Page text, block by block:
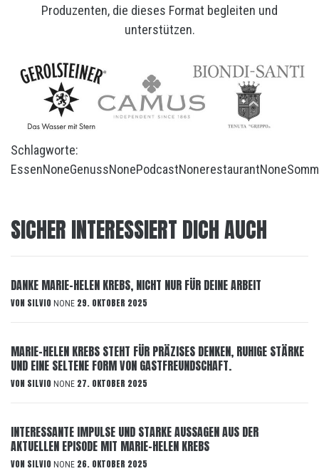
Produzenten, die dieses Format begleiten und
unterstützen.
Schlagworte:
EssenNoneGenussNonePodcastNonerestaurantNoneSomm
SICHER INTERESSIERT DICH AUCH
DANKE MARIE-HELEN KREBS, NICHT NUR FÜR DEINE ARBEIT
VON SILVIO NONE 29. OKTOBER 2025
MARIE-HELEN KREBS STEHT FÜR PRÄZISES DENKEN, RUHIGE STÄRKE
UND EINE SELTENE FORM VON GASTFREUNDSCHAFT.
VON SILVIO NONE 27. OKTOBER 2025
INTERESSANTE IMPULSE UND STARKE AUSSAGEN AUS DER
AKTUELLEN EPISODE MIT MARIE-HELEN KREBS
VON SILVIO NONE 26. OKTOBER 2025